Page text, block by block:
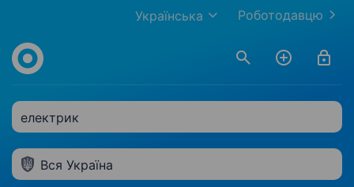
Роботодавцю
Українська
електрик
Вся Україна